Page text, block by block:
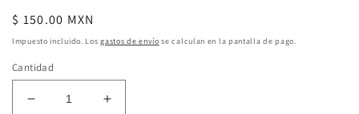
Precio
habitual
$ 150.00 MXN
Impuesto incluido. Losgastos de envío se calculan en la pantalla de pago.
Cantidad
Reducir
Aumentar